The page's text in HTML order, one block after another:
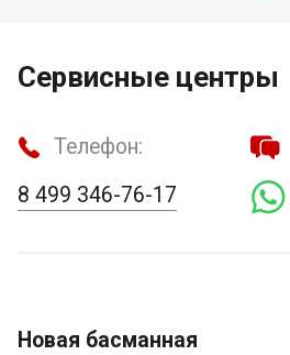
Сервисные центры
Телефон:
8 499 346-76-17
Новая басманная